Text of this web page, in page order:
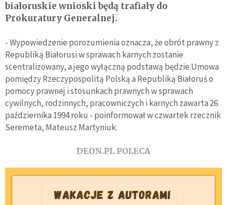
białoruskie wnioski będą trafiały do
Prokuratury Generalnej.
- Wypowiedzenie porozumienia oznacza, że obrót prawny z
Republiką Białorusi w sprawach karnych zostanie
scentralizowany, a jego wyłączną podstawą będzie Umowa
pomiędzy Rzeczypospolitą Polską a Republiką Białoruś o
pomocy prawnej i stosunkach prawnych w sprawach
cywilnych, rodzinnych, pracowniczych i karnych zawarta 26
października 1994 roku - poinformował w czwartek rzecznik
Seremeta, Mateusz Martyniuk.
DEON.PL POLECA